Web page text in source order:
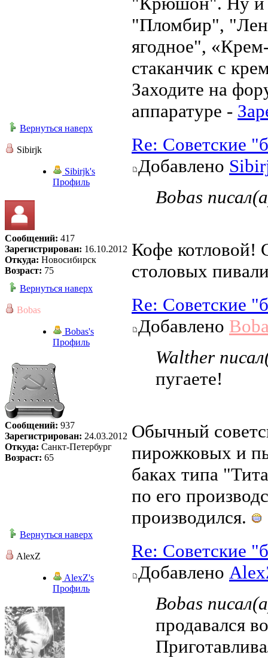
"Пломбир",
ягодное",
стаканчик с
Заходите на
аппаратуре -
Вернуться наверх
Sibirjk
Sibirjk's
Профиль
Сообщений: 417
Зарегистрирован: 16.10.2012
Откуда: Новосибирск
Возраст: 75
Re: Советские
Добавлено
Bobas
Кофе котловой!
столовых
Вернуться наверх
Bobas
Bobas's
Профиль
Сообщений: 937
Зарегистрирован: 24.03.2012
Откуда: Санкт-Петербург
Возраст: 65
Re: Советские
Добавлено
Walther
пугаете!
Обычный
пирожковых и
баках типа
по его
производился.
Вернуться наверх
AlexZ
AlexZ's
Профиль
Re: Советские
Добавлено
Bobas
продавался